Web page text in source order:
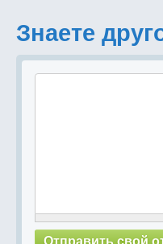
Знаете